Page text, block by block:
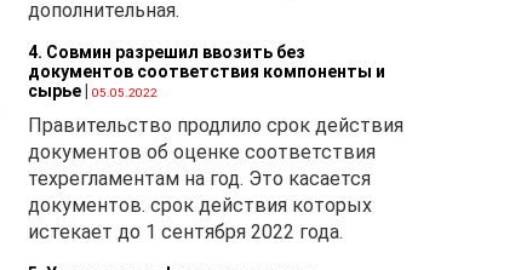
дополнительная.
4. Совмин разрешил ввозить без
документов соответствия компоненты и
сырье| 05.05.2022
Правительство продлило срок действия
документов об оценке соответствия
техрегламентам на год. Это касается
документов. срок действия которых
истекает до 1 сентября 2022 года.